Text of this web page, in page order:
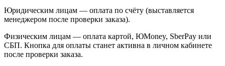
Юридическим лицам — оплата по счёту (выставляется
менеджером после проверки заказа).
Физическим лицам — оплата картой, ЮMoney, SberPay или
СБП. Кнопка для оплаты станет активна в личном кабинете
после проверки заказа.